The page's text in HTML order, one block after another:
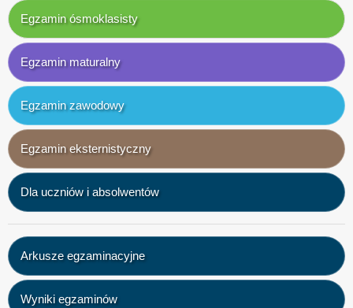
Egzamin ósmoklasisty
Egzamin maturalny
Egzamin zawodowy
Egzamin eksternistyczny
Dla uczniów i absolwentów
Arkusze egzaminacyjne
Wyniki egzaminów